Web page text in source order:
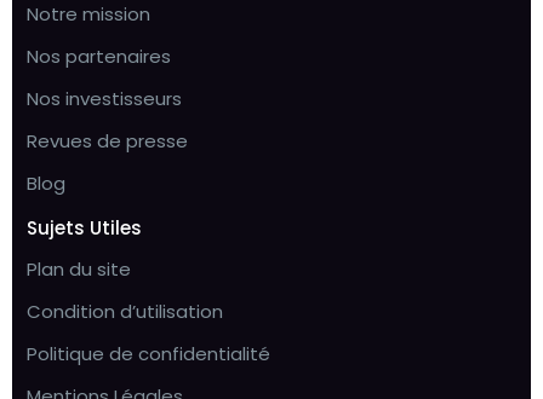
Notre mission
Nos partenaires
Nos investisseurs
Revues de presse
Blog
Sujets Utiles
Plan du site
Condition d’utilisation
Politique de confidentialité